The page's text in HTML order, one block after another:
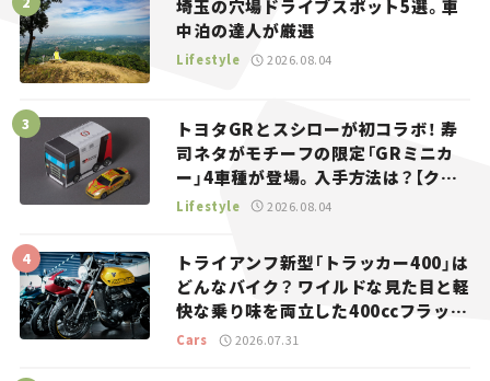
埼玉の穴場ドライブスポット5選。車
中泊の達人が厳選
Lifestyle 2026.08.04
トヨタGRとスシローが初コラボ！ 寿
司ネタがモチーフの限定「GRミニカ
ー」4車種が登場。入手方法は？【クル
マとホビー】
Lifestyle 2026.08.04
トライアンフ新型「トラッカー400」は
どんなバイク？ ワイルドな見た目と軽
快な乗り味を両立した400ccフラット
トラッカー【試乗レビュー】
Cars 2026.07.31